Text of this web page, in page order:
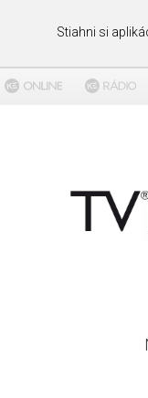
Stiahni si